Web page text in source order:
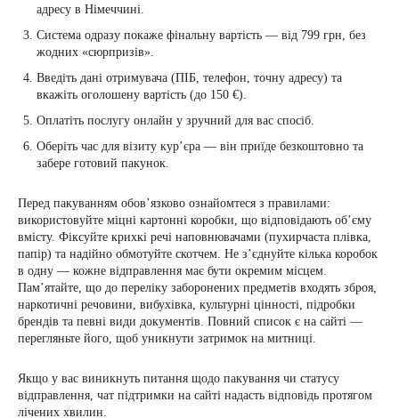
адресу в Німеччині.
Система одразу покаже фінальну вартість — від 799 грн, без
жодних «сюрпризів».
Введіть дані отримувача (ПІБ, телефон, точну адресу) та
вкажіть оголошену вартість (до 150 €).
Оплатіть послугу онлайн у зручний для вас спосіб.
Оберіть час для візиту кур’єра — він приїде безкоштовно та
забере готовий пакунок.
Перед пакуванням обов’язково ознайомтеся з правилами:
використовуйте міцні картонні коробки, що відповідають об’єму
вмісту. Фіксуйте крихкі речі наповнювачами (пухирчаста плівка,
папір) та надійно обмотуйте скотчем. Не з’єднуйте кілька коробок
в одну — кожне відправлення має бути окремим місцем.
Пам’ятайте, що до переліку заборонених предметів входять зброя,
наркотичні речовини, вибухівка, культурні цінності, підробки
брендів та певні види документів. Повний список є на сайті —
перегляньте його, щоб уникнути затримок на митниці.
Якщо у вас виникнуть питання щодо пакування чи статусу
відправлення, чат підтримки на сайті надасть відповідь протягом
лічених хвилин.